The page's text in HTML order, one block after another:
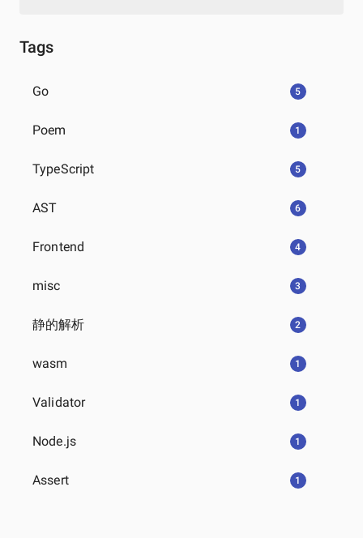
Tags
Go 5
Poem 1
TypeScript 5
AST 6
Frontend 4
misc 3
静的解析 2
wasm 1
Validator 1
Node.js 1
Assert 1